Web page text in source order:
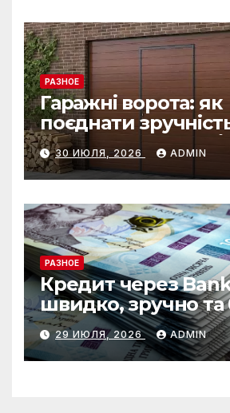
РАЗНОЕ
Гаражні ворота: як
поєднати
безпеку та
30 ИЮЛЯ, 2026 ADMIN
РАЗНОЕ
Кредит через
швидко, зручно та
зайвих
29 ИЮЛЯ, 2026 ADMIN